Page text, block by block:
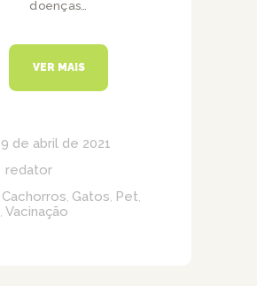
doenças…
VER MAIS
9 de abril de 2021
redator
Cachorros, Gatos, Pet,
, Vacinação